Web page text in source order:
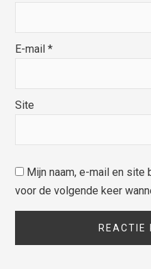
E-mail*
Site
Mijn naam, e-mail en
voor de volgende keer